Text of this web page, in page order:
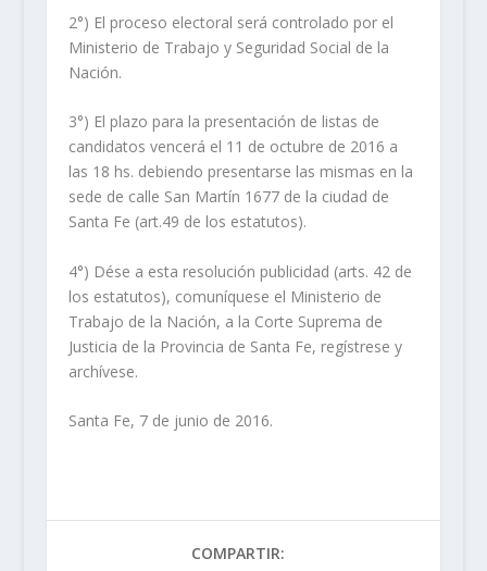
2°) El proceso electoral será controlado por el
Ministerio de Trabajo y Seguridad Social de la
Nación.
3°) El plazo para la presentación de listas de
candidatos vencerá el 11 de octubre de 2016 a
las 18 hs. debiendo presentarse las mismas en la
sede de calle San Martín 1677 de la ciudad de
Santa Fe (art.49 de los estatutos).
4°) Dése a esta resolución publicidad (arts. 42 de
los estatutos), comuníquese el Ministerio de
Trabajo de la Nación, a la Corte Suprema de
Justicia de la Provincia de Santa Fe, regístrese y
archívese.
Santa Fe, 7 de junio de 2016.
COMPARTIR: